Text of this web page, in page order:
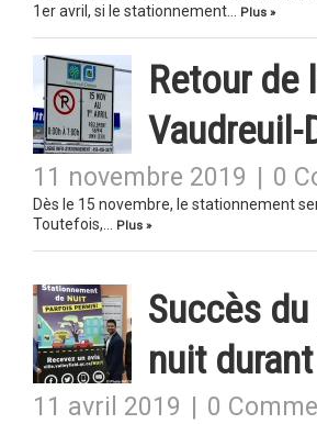
1er avril, si le stationnement…
Plus »
Retour de
Vaudreuil-
11 novembre 2019 0
Dès le 15 novembre, le stationnement
Toutefois,…
Plus »
Succès
nuit
11 avril 2019 0